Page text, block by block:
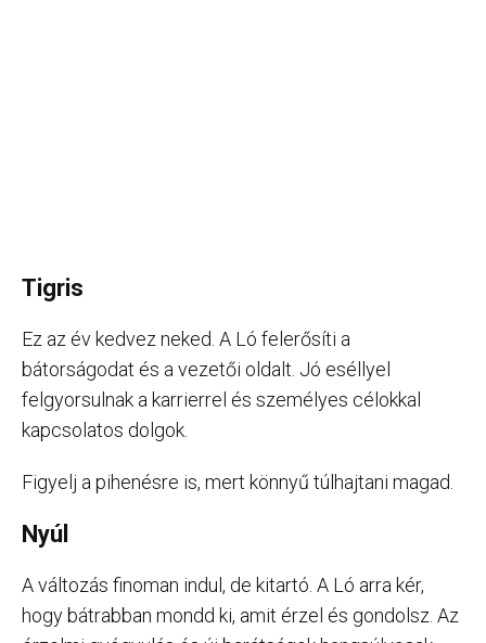
Tigris
Ez az év kedvez neked. A Ló felerősíti a
bátorságodat és a vezetői oldalt. Jó eséllyel
felgyorsulnak a karrierrel és személyes célokkal
kapcsolatos dolgok.
Figyelj a pihenésre is, mert könnyű túlhajtani magad.
Nyúl
A változás finoman indul, de kitartó. A Ló arra kér,
hogy bátrabban mondd ki, amit érzel és gondolsz. Az